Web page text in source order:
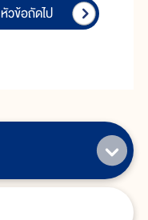
หัวข้อถัดไป